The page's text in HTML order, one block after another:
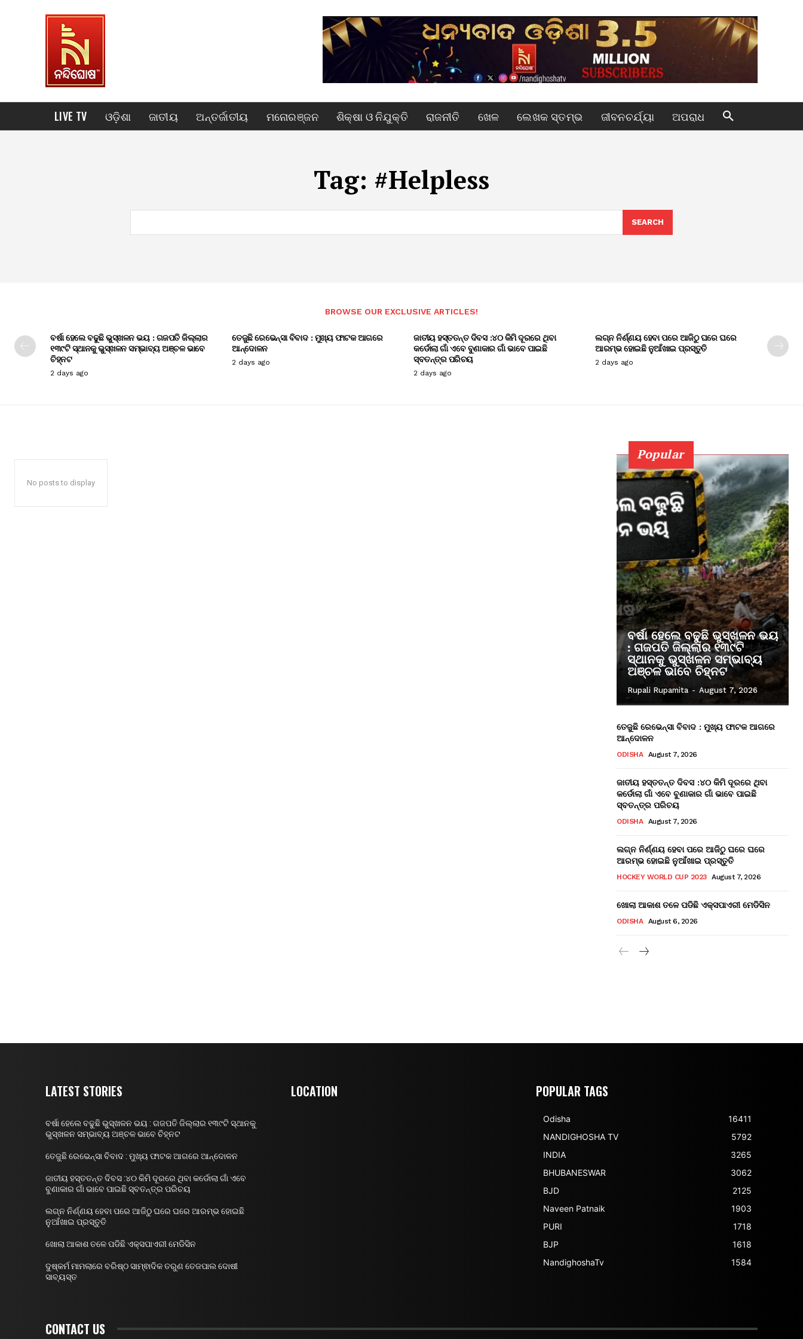
LIVE TV ଓଡ଼ିଶା ଜାତୀୟ ଅନ୍ତର୍ଜାତୀୟ ମନୋରଞ୍ଜନ ଶିକ୍ଷା ଓ ନିଯୁକ୍ତି ରାଜନୀତି ଖେଳ ଲେଖକ ସ୍ତମ୍ଭ ଜୀବନଚର୍ଯ୍ୟା ଅପରାଧ
Tag: #Helpless
SEARCH
BROWSE OUR EXCLUSIVE ARTICLES!
ବର୍ଷା ହେଲେ ବଢୁଛି ଭୁସ୍ଖଳନ ଭୟ : ଗଜପତି ଜିଲ୍ଲାର
୧୩୯ଟି ସ୍ଥାନକୁ ଭୁସ୍ଖଳନ ସମ୍ଭାବ୍ୟ ଅଞ୍ଚଳ ଭାବେ
ଚିହ୍ନଟ
2 days ago
ତେଜୁଛି ରେଭେନ୍ସା ବିବାଦ : ମୁଖ୍ୟ ଫାଟକ ଆଗରେ
ଆନ୍ଦୋଳନ
2 days ago
ଜାତୀୟ ହସ୍ତତନ୍ତ ଦିବସ :୪୦ କିମି ଦୂରରେ ଥିବା
କର୍ଡୋଲା ଗାଁ ଏବେ ବୁଣାକାର ଗାଁ ଭାବେ ପାଇଛି
ସ୍ବତନ୍ତ୍ର ପରିଚୟ
2 days ago
ଲଗ୍ନ ନିର୍ଣ୍ଣୟ ହେବା ପରେ ଆଜିଠୁ ଘରେ ଘରେ
ଆରମ୍ଭ ହୋଇଛି ନୁଆଁଖାଇ ପ୍ରସ୍ତୁତି
2 days ago
No posts to display
Popular
ବର୍ଷା ହେଲେ ବଢୁଛି ଭୁସ୍ଖଳନ ଭୟ
: ଗଜପତି ଜିଲ୍ଲାର ୧୩୯ଟି
ସ୍ଥାନକୁ ଭୁସ୍ଖଳନ ସମ୍ଭାବ୍ୟ
ଅଞ୍ଚଳ ଭାବେ ଚିହ୍ନଟ
Rupali Rupamita - August 7, 2026
ତେଜୁଛି ରେଭେନ୍ସା ବିବାଦ : ମୁଖ୍ୟ ଫାଟକ ଆଗରେ
ଆନ୍ଦୋଳନ
ODISHA August 7, 2026
ଜାତୀୟ ହସ୍ତତନ୍ତ ଦିବସ :୪୦ କିମି ଦୂରରେ ଥିବା
କର୍ଡୋଲା ଗାଁ ଏବେ ବୁଣାକାର ଗାଁ ଭାବେ ପାଇଛି
ସ୍ବତନ୍ତ୍ର ପରିଚୟ
ODISHA August 7, 2026
ଲଗ୍ନ ନିର୍ଣ୍ଣୟ ହେବା ପରେ ଆଜିଠୁ ଘରେ ଘରେ
ଆରମ୍ଭ ହୋଇଛି ନୁଆଁଖାଇ ପ୍ରସ୍ତୁତି
HOCKEY WORLD CUP 2023 August 7, 2026
ଖୋଲା ଆକାଶ ତଳେ ପଡିଛି ଏକ୍ସପାଏରୀ ମେଡିସିନ
ODISHA August 6, 2026
LATEST STORIES
ବର୍ଷା ହେଲେ ବଢୁଛି ଭୁସ୍ଖଳନ ଭୟ : ଗଜପତି ଜିଲ୍ଲାର ୧୩୯ଟି ସ୍ଥାନକୁ
ଭୁସ୍ଖଳନ ସମ୍ଭାବ୍ୟ ଅଞ୍ଚଳ ଭାବେ ଚିହ୍ନଟ
ତେଜୁଛି ରେଭେନ୍ସା ବିବାଦ : ମୁଖ୍ୟ ଫାଟକ ଆଗରେ ଆନ୍ଦୋଳନ
ଜାତୀୟ ହସ୍ତତନ୍ତ ଦିବସ :୪୦ କିମି ଦୂରରେ ଥିବା କର୍ଡୋଲା ଗାଁ ଏବେ
ବୁଣାକାର ଗାଁ ଭାବେ ପାଇଛି ସ୍ବତନ୍ତ୍ର ପରିଚୟ
ଲଗ୍ନ ନିର୍ଣ୍ଣୟ ହେବା ପରେ ଆଜିଠୁ ଘରେ ଘରେ ଆରମ୍ଭ ହୋଇଛି
ନୁଆଁଖାଇ ପ୍ରସ୍ତୁତି
ଖୋଲା ଆକାଶ ତଳେ ପଡିଛି ଏକ୍ସପାଏରୀ ମେଡିସିନ
ଦୁଷ୍କର୍ମ ମାମଲାରେ ବରିଷ୍ଠ ସାମ୍ଵାଦିକ ତରୁଣ ତେଜପାଲ ଦୋଷୀ
ସାବ୍ୟସ୍ତ
LOCATION POPULAR TAGS
Odisha
16411
NANDIGHOSHA TV
5792
INDIA
3265
BHUBANESWAR
3062
BJD
2125
Naveen Patnaik
1903
PURI
1718
BJP
1618
NandighoshaTv
1584
CONTACT US